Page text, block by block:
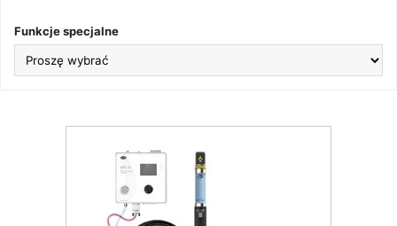
Funkcje specjalne